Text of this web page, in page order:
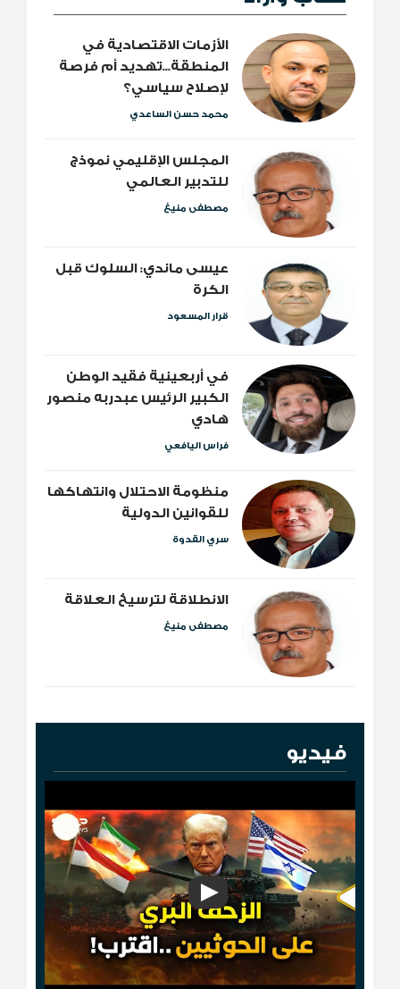
الأزمات الاقتصادية في
المنطقة...تهديد أم فرصة
لإصلاح سياسي؟
محمد حسن الساعدي
المجلس الإقليمي نموذج
للتدبير العالمي
مصطفى منيغ
عيسى ماندي: السلوك قبل
الكرة
قرار المسعود
​في أربعينية فقيد الوطن
الكبير الرئيس عبدربه منصور
هادي
فراس اليافعي
منظومة الاحتلال وانتهاكها
للقوانين الدولية
سري القدوة
الانطلاقة لترسيخ العلاقة
مصطفى منيغ
فيديو